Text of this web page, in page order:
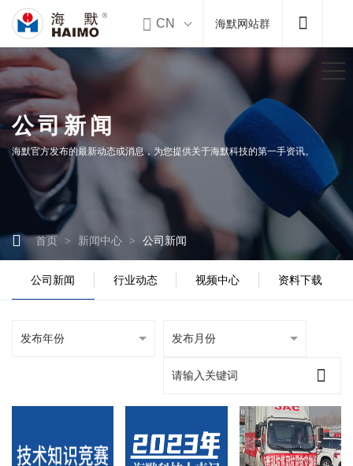
 CN 海默网站群 
公司新闻
海默官方发布的最新动态或消息，为您提供关于海默科技的第一手资讯。
 首页 > 新闻中心 > 公司新闻
公司新闻 行业动态 视频中心 资料下载